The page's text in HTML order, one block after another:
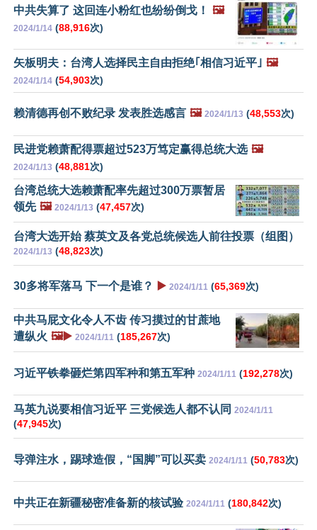
中共失算了 这回连小粉红也纷纷倒戈！ 🖼️
2024/1/14 (88,916次)
矢板明夫：台湾人选择民主自由拒绝｢相信习近平｣ 🖼️
2024/1/14 (54,903次)
赖清德再创不败纪录 发表胜选感言 🖼️ 2024/1/13 (48,553次)
民进党赖萧配得票超过523万笃定赢得总统大选 🖼️
2024/1/13 (48,881次)
台湾总统大选赖萧配率先超过300万票暂居
领先 🖼️ 2024/1/13 (47,457次)
台湾大选开始 蔡英文及各党总统候选人前往投票（组图）
2024/1/13 (48,823次)
30多将军落马 下一个是谁？ ▶️ 2024/1/11 (65,369次)
中共马屁文化令人不齿 传习摸过的甘蔗地
遭纵火 🖼️▶️ 2024/1/11 (185,267次)
习近平铁拳砸烂第四军种和第五军种 2024/1/11 (192,278次)
马英九说要相信习近平 三党候选人都不认同 2024/1/11
(47,945次)
导弹注水，踢球造假，“国脚”可以买卖 2024/1/11 (50,783次)
中共正在新疆秘密准备新的核试验 2024/1/11 (180,842次)